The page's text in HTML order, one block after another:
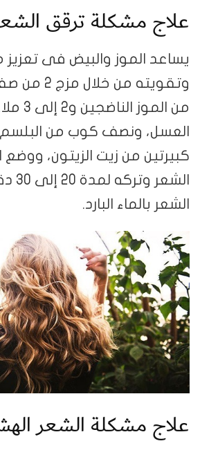
علاج مشكلة ترقق
يساعد الموز والبيض فى تعزيز
وتقويته من
من
العسل، ونصف كوب من
كبيرتين من زيت الزيتون،
الشعر بالماء البارد.
علاج مشكلة الشعر